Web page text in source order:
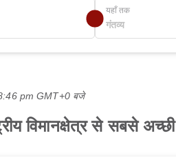
यहाँ तक
pm GMT+0 बजे
विमानक्षेत्र से सबसे